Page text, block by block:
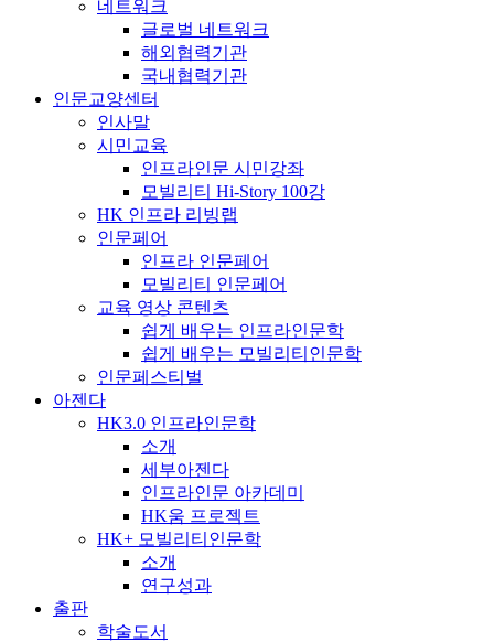
네트워크
글로벌 네트워크
해외협력기관
국내협력기관
인문교양센터
인사말
시민교육
인프라인문 시민강좌
모빌리티 Hi-Story 100강
HK 인프라 리빙랩
인문페어
인프라 인문페어
모빌리티 인문페어
교육 영상 콘텐츠
쉽게 배우는 인프라인문학
쉽게 배우는 모빌리티인문학
인문페스티벌
아젠다
HK3.0 인프라인문학
소개
세부아젠다
인프라인문 아카데미
HK움 프로젝트
HK+ 모빌리티인문학
소개
연구성과
출판
학술도서